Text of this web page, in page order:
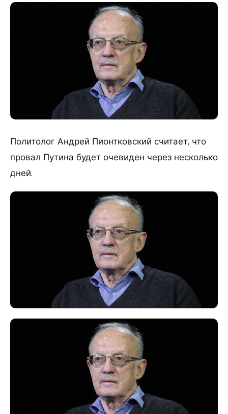
Политолог Андрей Пионтковский считает, что
провал Путина будет очевиден через несколько
дней.